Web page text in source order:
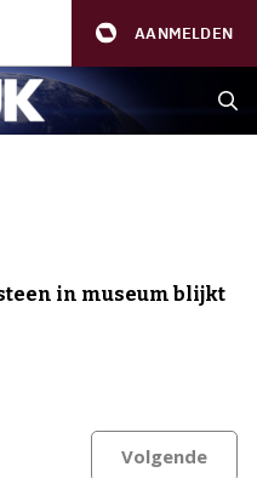
AANMELDEN
in museum blijkt
Volgende